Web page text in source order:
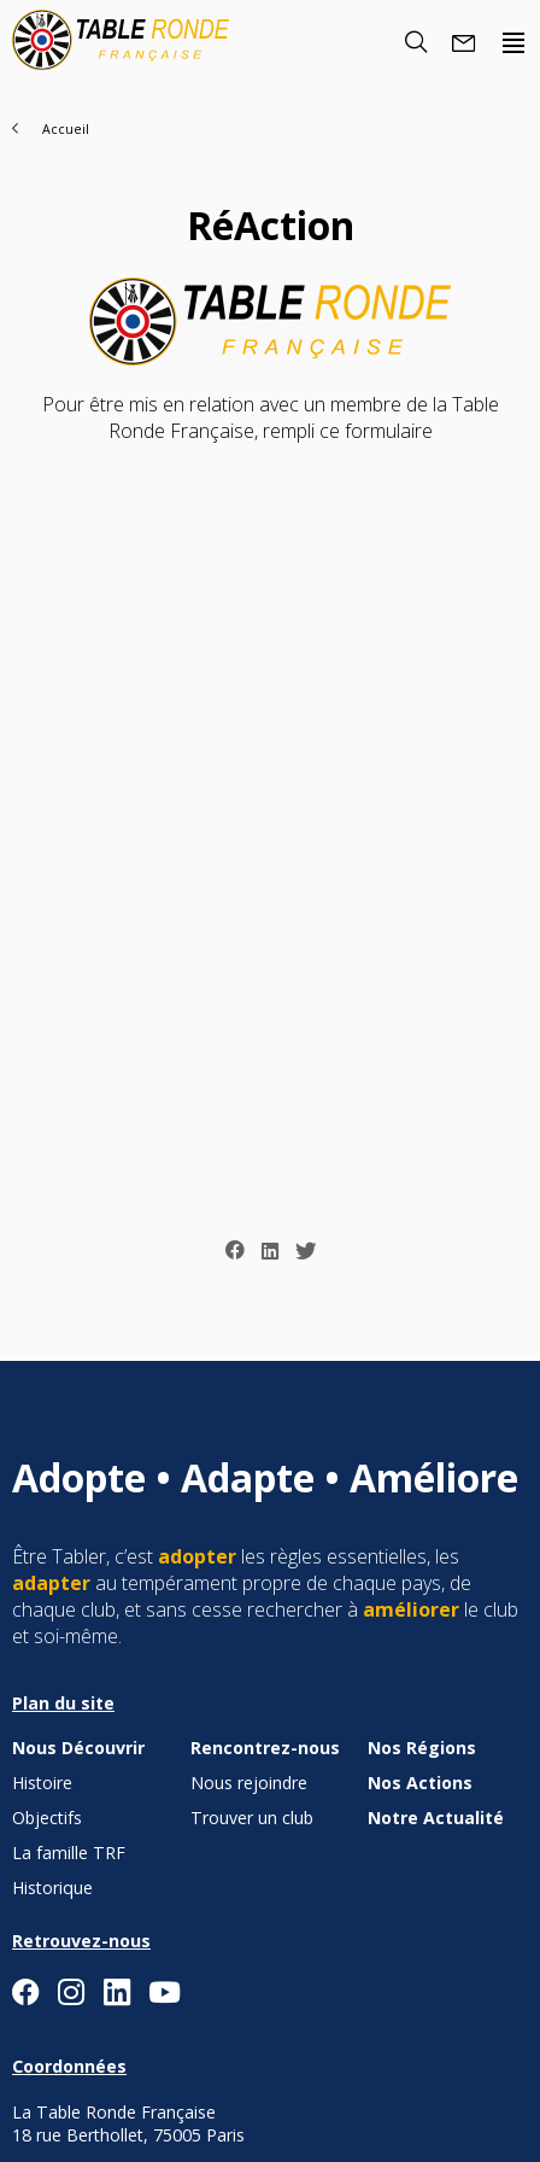
Nous Découvrir
Objectifs
La famille TRF
Nous rejoindre
Accueil
RéAction
Pour être mis en relation avec un membre de la Table
Ronde Française, rempli ce formulaire
Adopte • Adapte • Améliore
Être Tabler, c’est adopter les règles essentielles, les
adapter au tempérament propre de chaque pays, de
chaque club, et sans cesse rechercher à améliorer le club
et soi-même.
Plan du site
Nous Découvrir
Histoire
Objectifs
La famille TRF
Historique
Rencontrez-nous
Nous rejoindre
Trouver un club
Nos Régions
Nos Actions
Notre Actualité
Retrouvez-nous
Coordonnées
La Table Ronde Française
18 rue Berthollet, 75005 Paris